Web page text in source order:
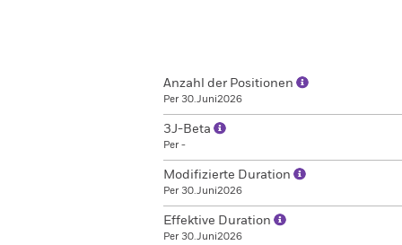
Anzahl der Positionen
Per 30.Juni2026
3J-Beta
Per -
Modifizierte Duration
Per 30.Juni2026
Effektive Duration
Per 30.Juni2026